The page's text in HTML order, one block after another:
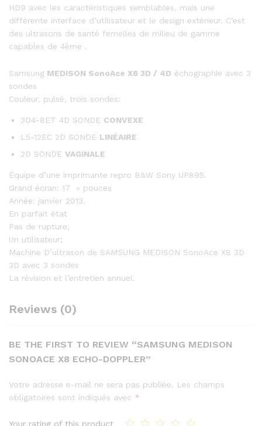
HD9 avec les caractéristiques semblables, mais une
différente interface d’utilisateur et le design extérieur. C’est
des ultrasons de santé femelles de milieu de gamme
capables de 4ème .
Samsung MEDISON SonoAce X8 3D / 4D échographie avec 3
sondes
Couleur, pulsé, trois sondes:
3D4-8ET 4D SONDE CONVEXE
L5-12EC 2D SONDE LINÉAIRE
2D SONDE VAGINALE
Équipe d’une imprimante repro B&W Sony UP895.
Grand écran: 17 » pouces
Année: janvier 2013.
En parfait état
Pas de rupture;
Un utilisateur;
Machine D’ultrason de SAMSUNG MEDISON SonoAce X8 3D
3D avec 3 sondes
La révision et l’entretien annuel.
Reviews (0)
BE THE FIRST TO REVIEW “SAMSUNG MEDISON
SONOACE X8 ECHO-DOPPLER”
Votre adresse e-mail ne sera pas publiée. Les champs
obligatoires sont indiqués avec *
Your rating of this product